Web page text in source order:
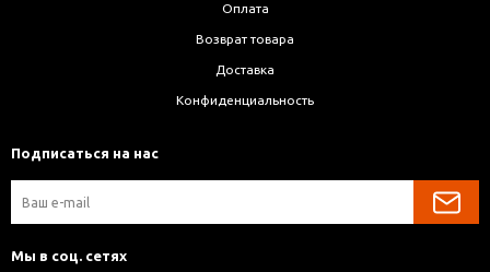
Оплата
Возврат товара
Доставка
Конфиденциальность
Подписаться на нас
Мы в соц. сетях